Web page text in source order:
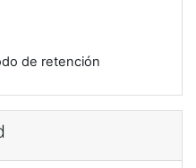
de retención